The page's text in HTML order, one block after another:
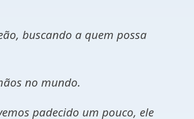
buscando a quem possa
no mundo.
padecido um pouco, ele